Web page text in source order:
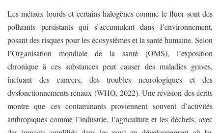
Les métaux lourds et certains halogènes comme le fluor sont des
polluants persistants qui s’accumulent dans l’environnement,
posant des risques pour les écosystèmes et la santé humaine. Selon
l’Organisation mondiale de la santé (OMS), l’exposition
chronique à ces substances peut causer des maladies graves,
incluant des cancers, des troubles neurologiques et des
dysfonctionnements rénaux (WHO, 2022). Une révision des écrits
montre que ces contaminants proviennent souvent d’activités
anthropiques comme l’industrie, l’agriculture et les déchets, avec